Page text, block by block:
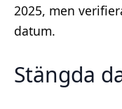
2025, men
datum.
Stängda